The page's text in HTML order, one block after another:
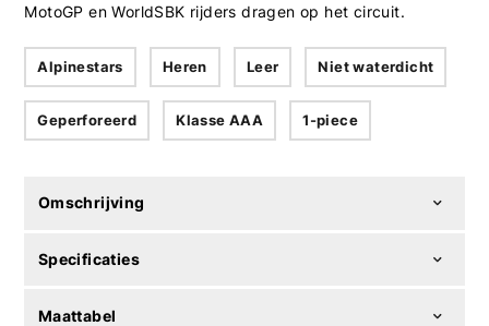
MotoGP en WorldSBK rijders dragen op het circuit.
Alpinestars Heren Leer Niet waterdicht
Geperforeerd Klasse AAA 1-piece
Omschrijving
Specificaties
Maattabel